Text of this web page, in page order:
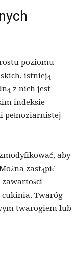
poziomu
istnieją
z nich jest
indeksie
pełnoziarnistej
aby
zastąpić
Twaróg
twarogiem lub